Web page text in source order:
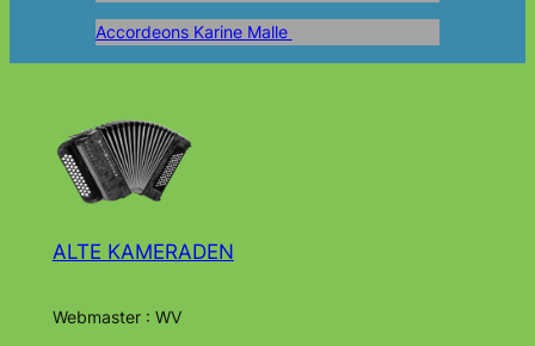
Accordeons Karine Malle
ALTE KAMERADEN
Webmaster : WV